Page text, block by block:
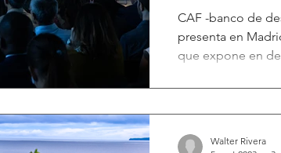
CAF -banco de
presenta en
que expone en
Walter Rivera